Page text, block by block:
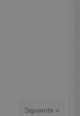
Siguiente »